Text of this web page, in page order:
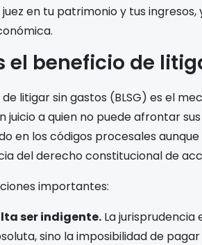
en tu patrimonio y tus
el beneficio de
de litigar sin gastos (BLSG) es el
juicio a quien no puede afrontar
en los códigos procesales
del derecho constitucional de
importantes:
ser indigente. La jurisprudencia
sino la imposibilidad de